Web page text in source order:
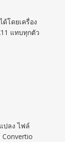
โดยเครื่อง
แทบทุกตัว
ปลง ไฟล์
Convertio